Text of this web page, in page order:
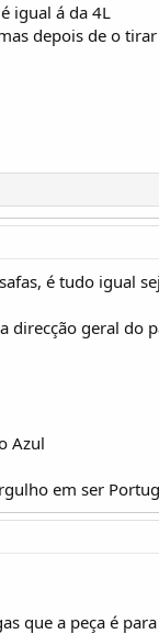
igual á da 4L
depois de o
é tudo igual
direcção geral do
Azul
em ser
que a peça é